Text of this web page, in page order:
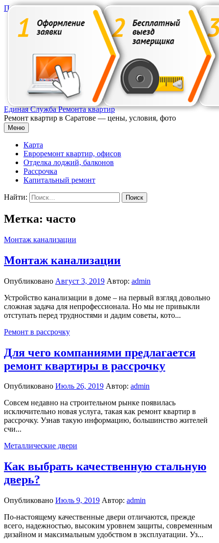
Перейти к содержимому
Единая Служба Ремонта квартир
Ремонт квартир в Саратове — цены, условия, фото
Меню
Карта
Евроремонт квартир, офисов
Отделка лоджий, балконов
Рассрочка
Капитальный ремонт
Найти:
Метка: часто
Монтаж канализации
Монтаж канализации
Опубликовано Август 3, 2019 Автор: admin
Устройство канализации в доме – на первый взгляд довольно
сложная задача для непрофессионала. Но мы не привыкли
отступать перед трудностями и дадим советы, кото...
Ремонт в рассрочку
Для чего компаниями предлагается
ремонт квартиры в рассрочку
Опубликовано Июль 26, 2019 Автор: admin
Совсем недавно на строительном рынке появилась
исключительно новая услуга, такая как ремонт квартир в
рассрочку. Узнав такую информацию, большинство жителей
счи...
Металлические двери
Как выбрать качественную стальную
дверь?
Опубликовано Июль 9, 2019 Автор: admin
По-настоящему качественные двери отличаются, прежде
всего, надежностью, высоким уровнем защиты, современным
дизайном и максимальным удобством в эксплуатации. Уз...